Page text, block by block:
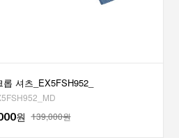
셔츠_EX5FSH952_
원 139,000원